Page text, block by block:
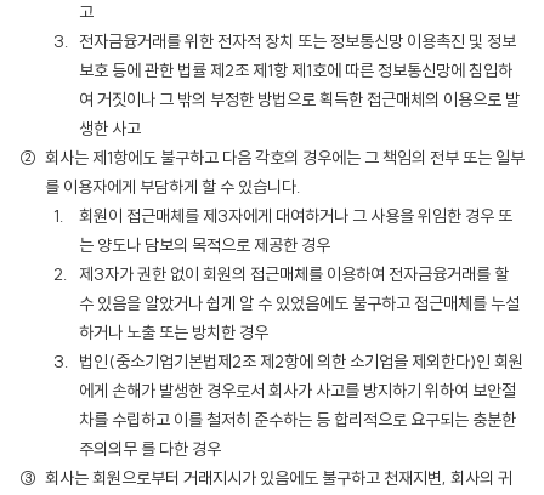
고
전자금융거래를 위한 전자적 장치 또는 정보통신망 이용촉진 및 정보
보호 등에 관한 법률 제2조 제1항 제1호에 따른 정보통신망에 침입하
여 거짓이나 그 밖의 부정한 방법으로 획득한 접근매체의 이용으로 발
생한 사고
회사는 제1항에도 불구하고 다음 각호의 경우에는 그 책임의 전부 또는 일부
를 이용자에게 부담하게 할 수 있습니다.
회원이 접근매체를 제3자에게 대여하거나 그 사용을 위임한 경우 또
는 양도나 담보의 목적으로 제공한 경우
제3자가 권한 없이 회원의 접근매체를 이용하여 전자금융거래를 할
수 있음을 알았거나 쉽게 알 수 있었음에도 불구하고 접근매체를 누설
하거나 노출 또는 방치한 경우
법인(중소기업기본법제2조 제2항에 의한 소기업을 제외한다)인 회원
에게 손해가 발생한 경우로서 회사가 사고를 방지하기 위하여 보안절
차를 수립하고 이를 철저히 준수하는 등 합리적으로 요구되는 충분한
주의의무 를 다한 경우
회사는 회원으로부터 거래지시가 있음에도 불구하고 천재지변, 회사의 귀